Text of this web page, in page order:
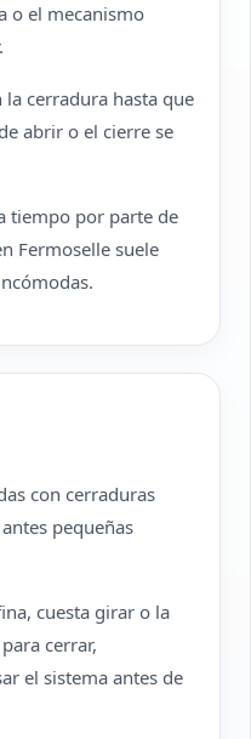
o el mecanismo
cerradura hasta que
abrir o el cierre se
tiempo por parte de
Fermoselle suele
con cerraduras
pequeñas
cuesta girar o la
cerrar,
el sistema antes de